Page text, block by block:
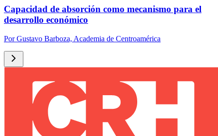
Capacidad de absorción como mecanismo para el
desarrollo económico
PorGustavo Barboza, Academia de Centroamérica